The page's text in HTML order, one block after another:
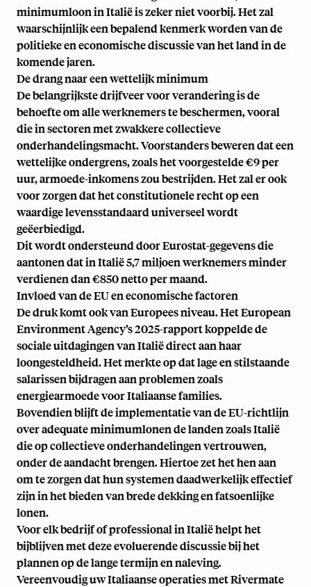
minimumloon in Italië is zeker niet voorbij. Het zal
waarschijnlijk een bepalend kenmerk worden van de
politieke en economische discussie van het land in de
komende jaren.
De drang naar een wettelijk minimum
De belangrijkste drijfveer voor verandering is de
behoefte om alle werknemers te beschermen, vooral
die in sectoren met zwakkere collectieve
onderhandelingsmacht. Voorstanders beweren dat een
wettelijke ondergrens, zoals het voorgestelde €9 per
uur, armoede-inkomens zou bestrijden. Het zal er ook
voor zorgen dat het constitutionele recht op een
waardige levensstandaard universeel wordt
geëerbiedigd.
Dit wordt ondersteund door Eurostat-gegevens die
aantonen dat in Italië5,7 miljoen werknemers minder
verdienen dan €850 netto per maand.
Invloed van de EU en economische factoren
De druk komt ook van Europees niveau. HetEuropean
Environment Agency’s 2025-rapportkoppelde de
sociale uitdagingen van Italië direct aan haar
loongesteldheid. Het merkte op dat lage en stilstaande
salarissen bijdragen aan problemen zoals
energiearmoede voor Italiaanse families.
Bovendien blijft de implementatie van de EU-richtlijn
over adequate minimumlonen de landen zoals Italië
die op collectieve onderhandelingen vertrouwen,
onder de aandacht brengen. Hiertoe zet het hen aan
om te zorgen dat hun systemen daadwerkelijk effectief
zijn in het bieden van brede dekking en fatsoenlijke
lonen.
Voor elk bedrijf of professional in Italië helpt het
bijblijven met deze evoluerende discussie bij het
plannen op de lange termijn en naleving.
Vereenvoudig uw Italiaanse operaties met Rivermate